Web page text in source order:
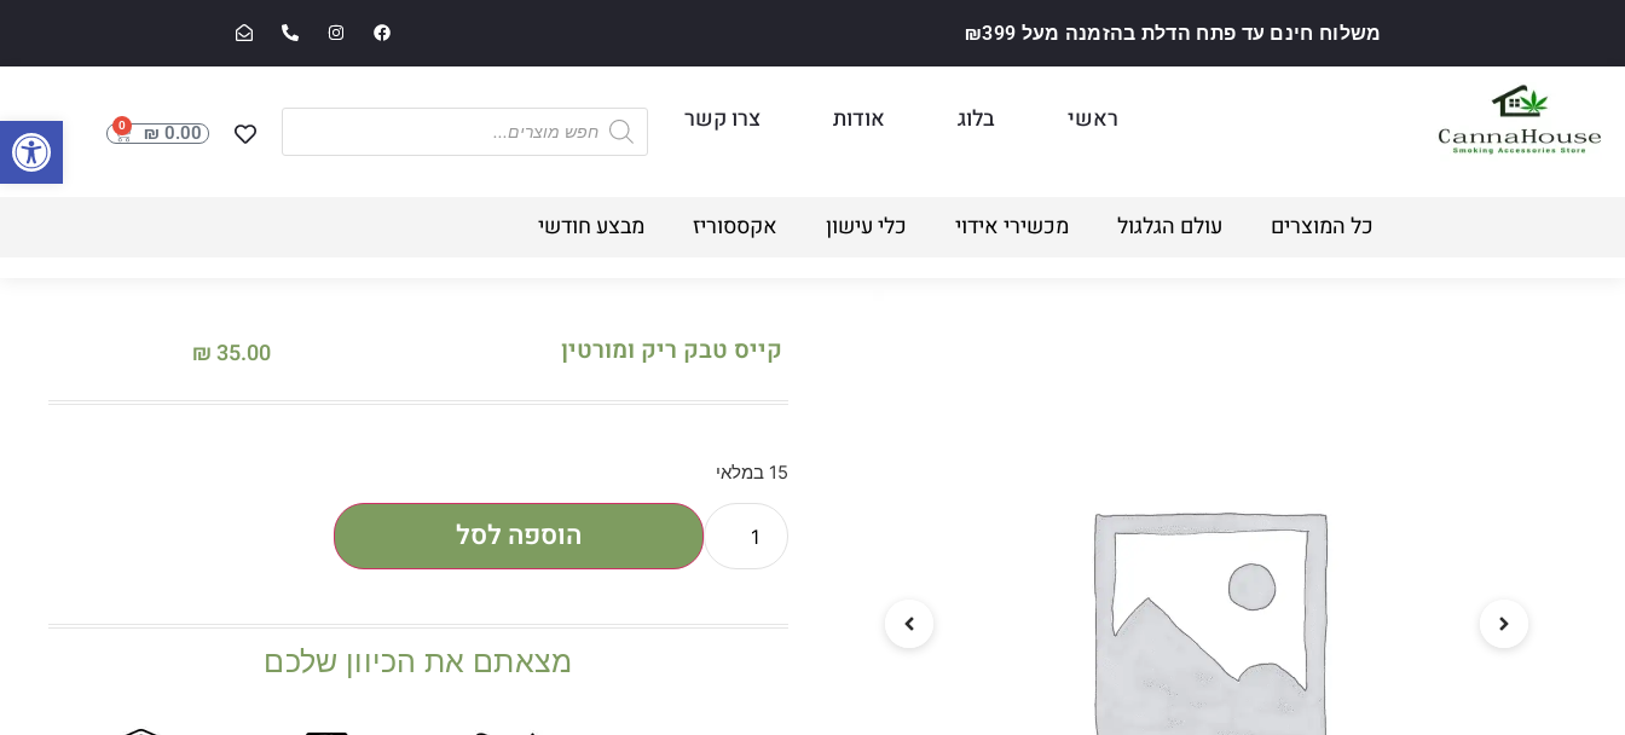
משלוח חינם עד פתח הדלת בהזמנה מעל ₪399
ראשי בלוג אודות צרו קשר ₪ 0.00
0
כל המוצרים עולם הגלגול מכשירי אידוי כלי עישון אקססוריז מבצע חודשי
קייס טבק ריק ומורטין ₪35.00
15 במלאי
הוספה לסל
מצאתם את הכיוון שלכם
פתח